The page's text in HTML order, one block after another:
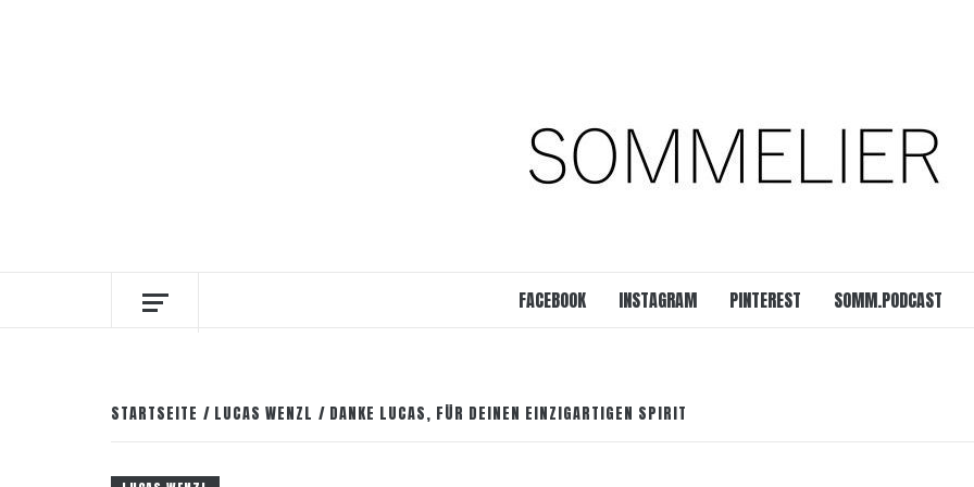
FACEBOOK INSTAGRAM PINTEREST SOMM.PODCAST
STARTSEITE LUCAS WENZL DANKE LUCAS, FÜR DEINEN EINZIGARTIGEN SPIRIT